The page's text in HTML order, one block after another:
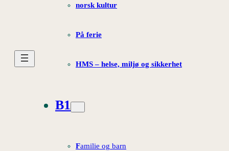
norsk kultur
På ferie
HMS – helse, miljø og sikkerhet
B1
Familie og barn